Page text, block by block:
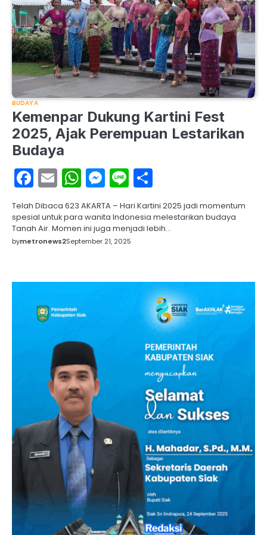
BUDAYA
Kemenpar Dukung Kartini Fest
2025, Ajak Perempuan Lestarikan
Budaya
Facebook
EmailWhatsApp
Messenger
Line
Telah Dibaca 623 AKARTA – Hari Kartini 2025 jadi momentum
spesial untuk para wanita Indonesia melestarikan budaya
Tanah Air. Momen ini juga menjadi lebih…
bymetronews2September 21, 2025